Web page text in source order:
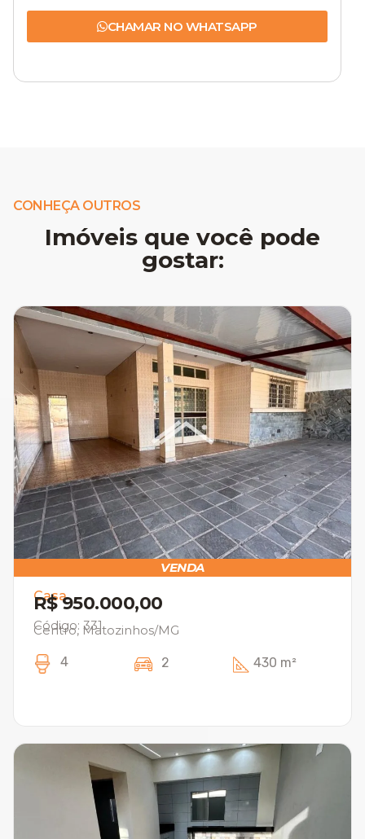
CHAMAR NO WHATSAPP
CONHEÇA OUTROS
Imóveis que você pode
gostar:
VENDA
Casa
R$ 950.000,00
Código: 331
Centro, Matozinhos/MG
4 2 430 m²